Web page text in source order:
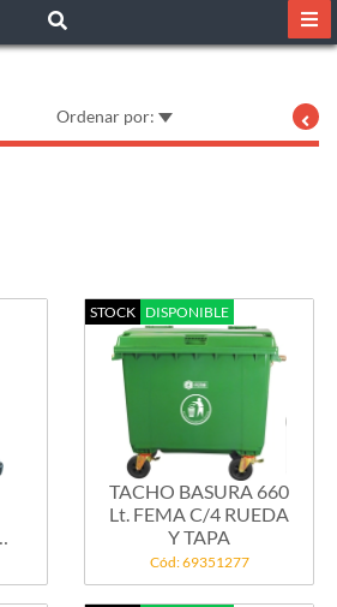
Ordenar por:
STOCK DISPONIBLE
TACHO BASURA 660
Lt. FEMA C/4 RUEDA
Y TAPA
Cód: 69351277